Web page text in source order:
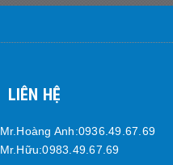
LIÊN HỆ
Mr.Hoàng Anh:0936.49.67.69
Mr.Hữu:0983.49.67.69